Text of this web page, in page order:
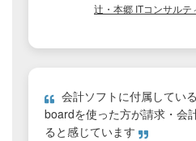
辻・本郷 ITコンサル
会計ソフトに付属してい
boardを使った方が請求・会
ると感じています